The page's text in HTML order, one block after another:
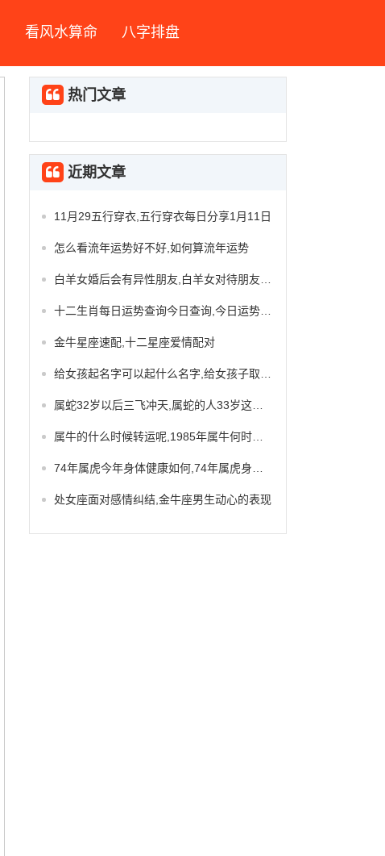
看风水算命 八字排盘
热门文章
近期文章
11月29五行穿衣,五行穿衣每日分享1月11日
怎么看流年运势好不好,如何算流年运势
金牛星座速配,十二星座爱情配对
处女座面对感情纠结,金牛座男生动心的表现